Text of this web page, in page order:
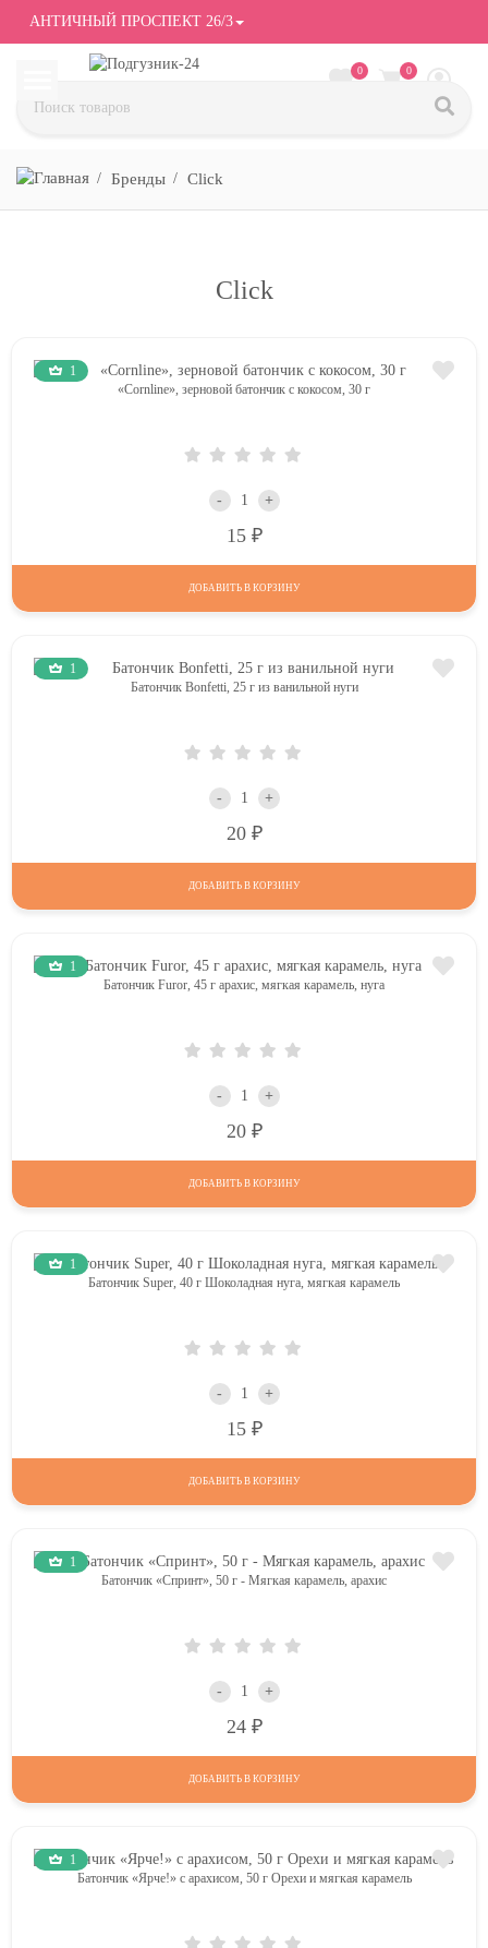
АНТИЧНЫЙ ПРОСПЕКТ 26/3
0 0
Бренды Click
Click
1
«Cornline», зерновой батончик с кокосом, 30 г
- +
15
ДОБАВИТЬ В КОРЗИНУ
1
Батончик Bonfetti, 25 г из ванильной нуги
- +
20
ДОБАВИТЬ В КОРЗИНУ
1
Батончик Furor, 45 г арахис, мягкая карамель, нуга
- +
20
ДОБАВИТЬ В КОРЗИНУ
1
Батончик Super, 40 г Шоколадная нуга, мягкая карамель
- +
15
ДОБАВИТЬ В КОРЗИНУ
1
Батончик «Спринт», 50 г - Мягкая карамель, арахис
- +
24
ДОБАВИТЬ В КОРЗИНУ
1
Батончик «Ярче!» с арахисом, 50 г Орехи и мягкая карамель